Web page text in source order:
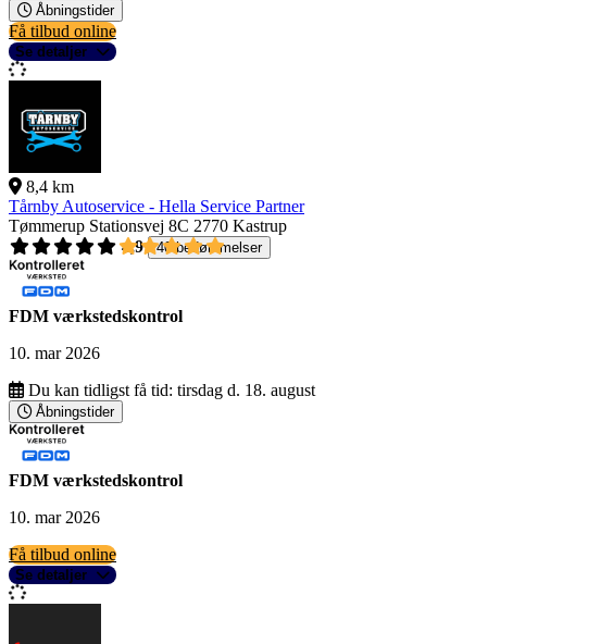
Åbningstider
Få tilbud online
Se detaljer
8,4 km
Tårnby Autoservice - Hella Service Partner
Tømmerup Stationsvej 8C 2770 Kastrup
4,9
40 bedømmelser
FDM værkstedskontrol
10. mar 2026
Du kan tidligst få tid: tirsdag d. 18. august
Åbningstider
FDM værkstedskontrol
10. mar 2026
Få tilbud online
Se detaljer